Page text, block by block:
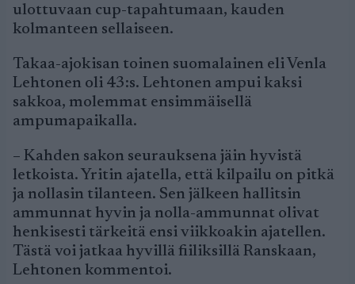
ulottuvaan cup-tapahtumaan, kauden
kolmanteen sellaiseen.
Takaa-ajokisan toinen suomalainen eli Venla
Lehtonen oli 43:s. Lehtonen ampui kaksi
sakkoa, molemmat ensimmäisellä
ampumapaikalla.
– Kahden sakon seurauksena jäin hyvistä
letkoista. Yritin ajatella, että kilpailu on pitkä
ja nollasin tilanteen. Sen jälkeen hallitsin
ammunnat hyvin ja nolla-ammunnat olivat
henkisesti tärkeitä ensi viikkoakin ajatellen.
Tästä voi jatkaa hyvillä fiiliksillä Ranskaan,
Lehtonen kommentoi.